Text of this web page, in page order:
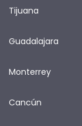
Tijuana
Guadalajara
Monterrey
Cancún